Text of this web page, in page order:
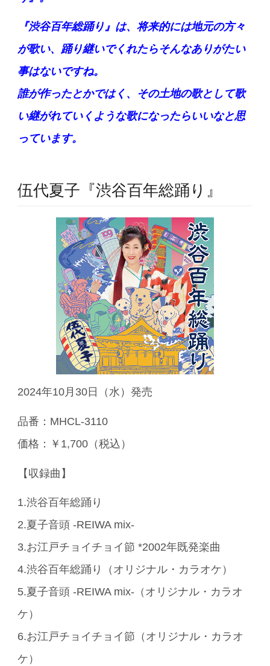
『渋谷百年総踊り』は、将来的には地元の方々
が歌い、踊り継いでくれたらそんなありがたい
事はないですね。
誰が作ったとかではく、その土地の歌として歌
い継がれていくような歌になったらいいなと思
っています。
伍代夏子『渋谷百年総踊り』
2024年10月30日（水）発売
品番：MHCL-3110
価格：￥1,700（税込）
【収録曲】
1.渋谷百年総踊り
2.夏子音頭 -REIWA mix-
3.お江戸チョイチョイ節 *2002年既発楽曲
4.渋谷百年総踊り（オリジナル・カラオケ）
5.夏子音頭 -REIWA mix-（オリジナル・カラオ
ケ）
6.お江戸チョイチョイ節（オリジナル・カラオ
ケ）